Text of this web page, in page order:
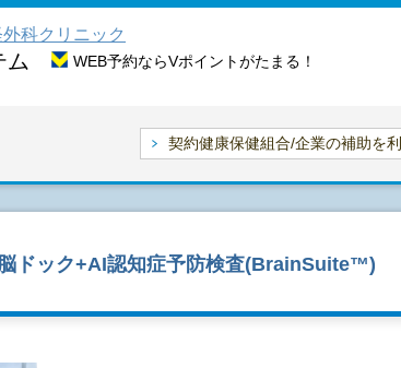
科クリニック
ム WEB予約ならVポイントがたまる！
契約健康保健組合/企業の補助を
脳ドック+AI認知症予防検査(BrainSuite™)